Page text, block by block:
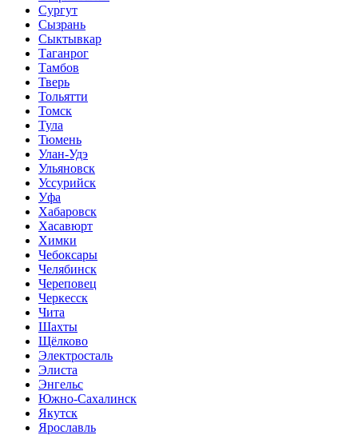
Сургут
Сызрань
Сыктывкар
Таганрог
Тамбов
Тверь
Тольятти
Томск
Тула
Тюмень
Улан-Удэ
Ульяновск
Уссурийск
Уфа
Хабаровск
Хасавюрт
Химки
Чебоксары
Челябинск
Череповец
Черкесск
Чита
Шахты
Щёлково
Электросталь
Элиста
Энгельс
Южно-Сахалинск
Якутск
Ярославль